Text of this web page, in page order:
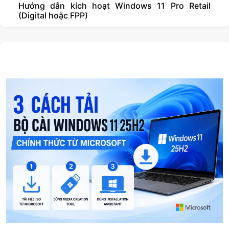
Hướng dẫn kích hoạt Windows 11 Pro Retail
(Digital hoặc FPP)